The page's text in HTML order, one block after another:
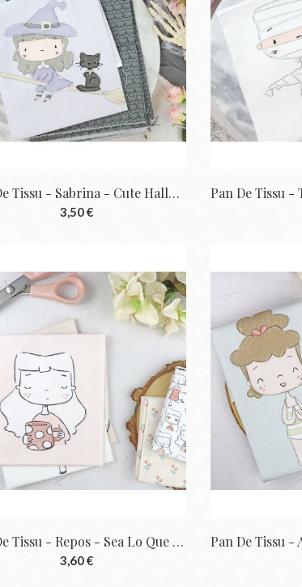
Pan De Tissu - Sabrina - Cute Halloween |...
3,50 €
Pan De Tissu - Repos - Sea Lo Que Sea |...
3,60 €